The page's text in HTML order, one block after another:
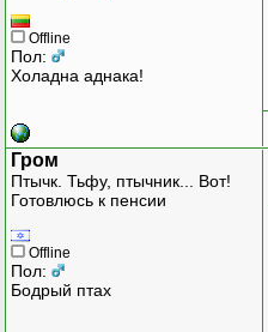
Offline
Пол:
Холадна аднака!
Гром
Птычк. Тьфу, птычник... Вот!
Готовлюсь к пенсии
Offline
Пол:
Бодрый птах